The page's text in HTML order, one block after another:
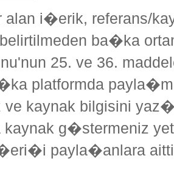
alan i�erik, referans/
ba�ka
25. ve 36.
platformda
kaynak bilgisini
g�stermeniz
payla�anlara